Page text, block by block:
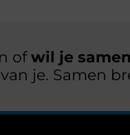
ofwil je
je. Samen